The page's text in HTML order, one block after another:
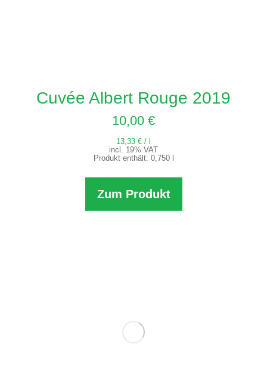
Cuvée Albert Rouge 2019
10,00 €
13,33 € /
incl. 19% VAT
Produkt enthält: 0,750
Zum Produkt